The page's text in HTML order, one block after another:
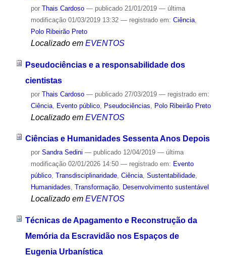
por Thais Cardoso — publicado21/01/2019 — última
modificação01/03/2019 13:32 — registrado em: Ciência,
Polo Ribeirão Preto
Localizado em EVENTOS
Pseudociências e a responsabilidade dos
cientistas
por Thais Cardoso — publicado27/03/2019 — registrado em:
Ciência, Evento público, Pseudociências Polo Ribeirão Preto
Localizado em EVENTOS
Ciências e Humanidades Sessenta Anos Depois
por Sandra Sedini — publicado12/04/2019 — última
modificação02/01/2026 14:50 — registrado em: Evento
público, Transdisciplinaridade, Ciência, Sustentabilidade,
Humanidades, Transformação, Desenvolvimento sustentável
Localizado em EVENTOS
Técnicas de Apagamento e Reconstrução da
Memória da Escravidão nos Espaços de
Eugenia Urbanística